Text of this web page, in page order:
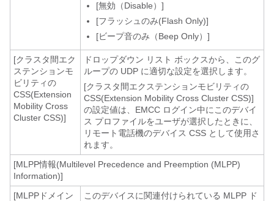
[無効（Disable）]
[フラッシュのみ(Flash Only)]
[ビープ音のみ（Beep Only）]
[クラスタ間エク
ステンションモ
ビリティの
CSS(Extension
Mobility Cross
Cluster CSS)]
ドロップダウン リスト ボックスから、このグ
ループの UDP に適切な設定を選択します。
[クラスタ間エクステンションモビリティの
CSS(Extension Mobility Cross Cluster CSS)]
の設定値は、EMCC ログイン中にこのデバイ
ス プロファイルをユーザが選択したときに、
リモート電話機のデバイス CSS として使用さ
れます。
[MLPP情報(Multilevel Precedence and Preemption (MLPP)
Information)]
[MLPPドメイン
このデバイスに関連付けられている MLPP ド